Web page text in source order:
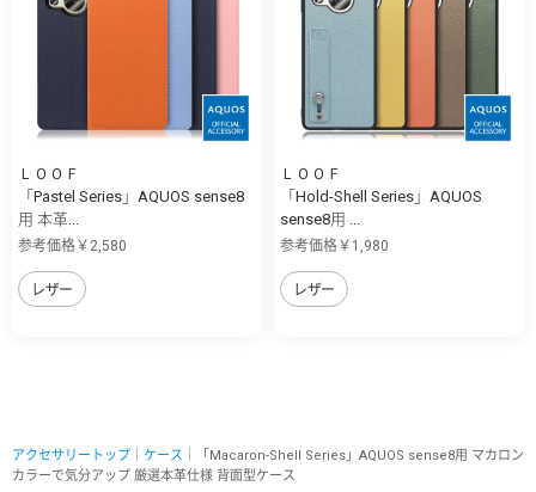
ＬＯＯＦ
「Pastel Series」AQUOS sense8
用 本革...
参考価格￥2,580
レザー
ＬＯＯＦ
「Hold-Shell Series」AQUOS
sense8用 ...
参考価格￥1,980
レザー
アクセサリートップ ケース ｜「Macaron-Shell Series」AQUOS sense8用 マカロン
カラーで気分アップ 厳選本革仕様 背面型ケース